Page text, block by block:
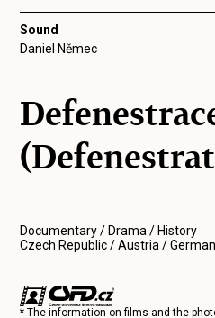
Sound
Daniel Němec
Documentary / Drama / History
Czech Republic / Austria /
* The information on films and the